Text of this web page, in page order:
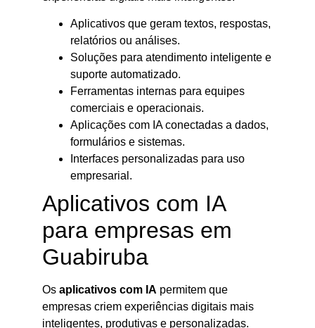
Aplicativos que geram textos, respostas,
relatórios ou análises.
Soluções para atendimento inteligente e
suporte automatizado.
Ferramentas internas para equipes
comerciais e operacionais.
Aplicações com IA conectadas a dados,
formulários e sistemas.
Interfaces personalizadas para uso
empresarial.
Aplicativos com IA
para empresas em
Guabiruba
Os aplicativos com IA permitem que
empresas criem experiências digitais mais
inteligentes, produtivas e personalizadas.